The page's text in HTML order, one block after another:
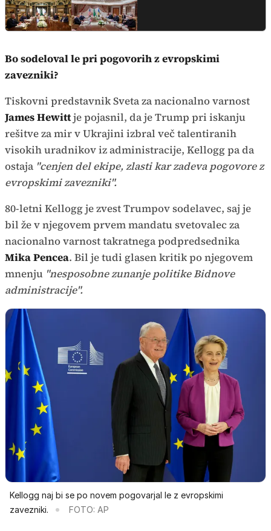
Bo sodeloval le pri pogovorih z evropskimi
zavezniki?
Tiskovni predstavnik Sveta za nacionalno varnost
James Hewittje pojasnil, da je Trump pri iskanju
rešitve za mir v Ukrajini izbral več talentiranih
visokih uradnikov iz administracije, Kellogg pa da
ostaja "cenjen del ekipe, zlasti kar zadeva pogovore z
evropskimi zavezniki".
80-letni Kellogg je zvest Trumpov sodelavec, saj je
bil že v njegovem prvem mandatu svetovalec za
nacionalno varnost takratnega podpredsednika
Mika Pencea. Bil je tudi glasen kritik po njegovem
mnenju "nesposobne zunanje politike Bidnove
administracije".
Kellogg naj bi se po novem pogovarjal le z evropskimi
zavezniki.
FOTO: AP